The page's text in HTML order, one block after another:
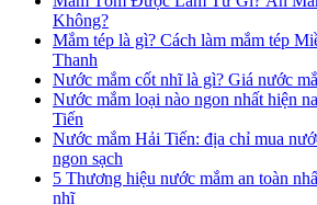
Không?
Mắm tép là gì? Cách làm mắm tép
Thanh
Nước mắm cốt nhĩ là gì? Giá nước
Nước mắm loại nào ngon nhất hiện
Tiến
Nước mắm Hải Tiến: địa chỉ mua
ngon sạch
5 Thương hiệu nước mắm an toàn
nhĩ